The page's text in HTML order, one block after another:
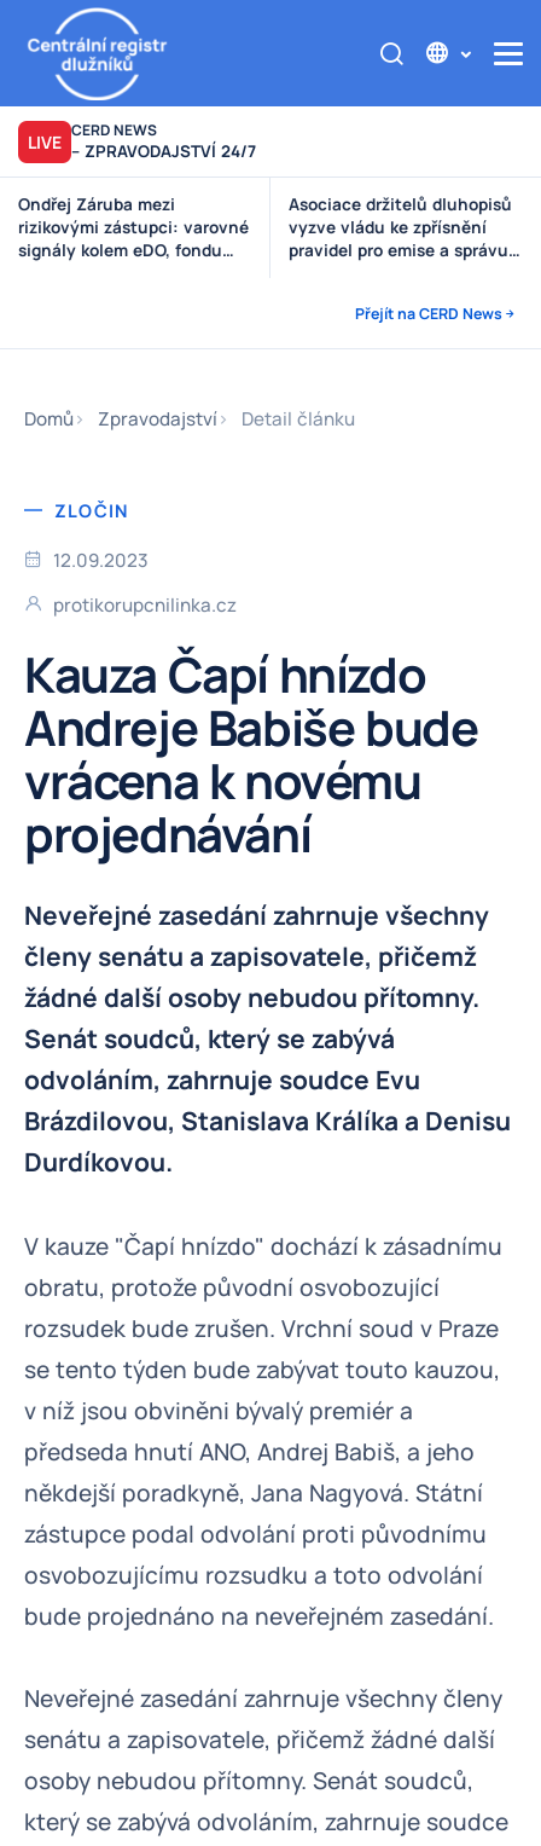
LIVE CERD NEWS
– ZPRAVODAJSTVÍ 24/7
Ondřej Záruba mezi
rizikovými zástupci: varovné
signály kolem eDO, fondu
Asociace držitelů dluhopisů
vyzve vládu ke zpřísnění
pravidel pro emise a správu
Přejít na CERD News
Domů Zpravodajství Detail článku
ZLOČIN
12.09.2023
protikorupcnilinka.cz
Kauza Čapí hnízdo
Andreje Babiše bude
vrácena k novému
projednávání
Neveřejné zasedání zahrnuje všechny
členy senátu a zapisovatele, přičemž
žádné další osoby nebudou přítomny.
Senát soudců, který se zabývá
odvoláním, zahrnuje soudce Evu
Brázdilovou, Stanislava Králíka a Denisu
Durdíkovou.
V kauze "Čapí hnízdo" dochází k zásadnímu
obratu, protože původní osvobozující
rozsudek bude zrušen. Vrchní soud v Praze
se tento týden bude zabývat touto kauzou,
v níž jsou obviněni bývalý premiér a
předseda hnutí ANO, Andrej Babiš, a jeho
někdejší poradkyně, Jana Nagyová. Státní
zástupce podal odvolání proti původnímu
osvobozujícímu rozsudku a toto odvolání
bude projednáno na neveřejném zasedání.
Neveřejné zasedání zahrnuje všechny členy
senátu a zapisovatele, přičemž žádné další
osoby nebudou přítomny. Senát soudců,
který se zabývá odvoláním, zahrnuje soudce